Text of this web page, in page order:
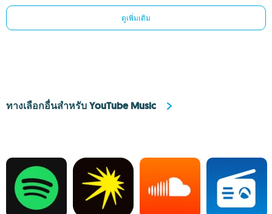
ดูเพิ่มเติม
ทางเลือกอื่นสำหรับ YouTube Music